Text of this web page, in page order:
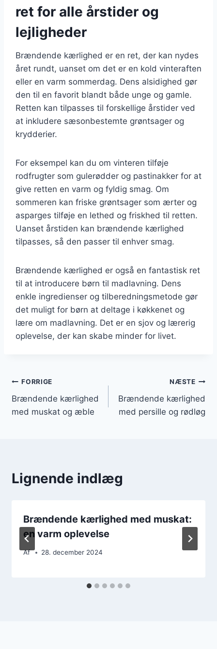
ret for alle årstider og
lejligheder
Brændende kærlighed er en ret, der kan nydes
året rundt, uanset om det er en kold vinteraften
eller en varm sommerdag. Dens alsidighed gør
den til en favorit blandt både unge og gamle.
Retten kan tilpasses til forskellige årstider ved
at inkludere sæsonbestemte grøntsager og
krydderier.
For eksempel kan du om vinteren tilføje
rodfrugter som gulerødder og pastinakker for at
give retten en varm og fyldig smag. Om
sommeren kan friske grøntsager som ærter og
asparges tilføje en lethed og friskhed til retten.
Uanset årstiden kan brændende kærlighed
tilpasses, så den passer til enhver smag.
Brændende kærlighed er også en fantastisk ret
til at introducere børn til madlavning. Dens
enkle ingredienser og tilberedningsmetode gør
det muligt for børn at deltage i køkkenet og
lære om madlavning. Det er en sjov og lærerig
oplevelse, der kan skabe minder for livet.
Indlægsnavigation
FORRIGE
Brændende kærlighed
med muskat og æble
NÆSTE
Brændende kærlighed
med persille og rødløg
Lignende indlæg
Brændende kærlighed med muskat:
en varm oplevelse
Af 28. december 2024